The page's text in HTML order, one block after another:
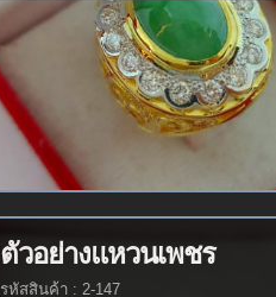
ตัวอย่างแหวนเพชร
รหัสสินค้า : 2-147